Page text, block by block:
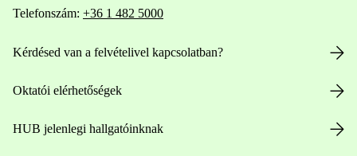
Telefonszám: +36 1 482 5000
Kérdésed van a felvételivel kapcsolatban?
Oktatói elérhetőségek
HUB jelenlegi hallgatóinknak